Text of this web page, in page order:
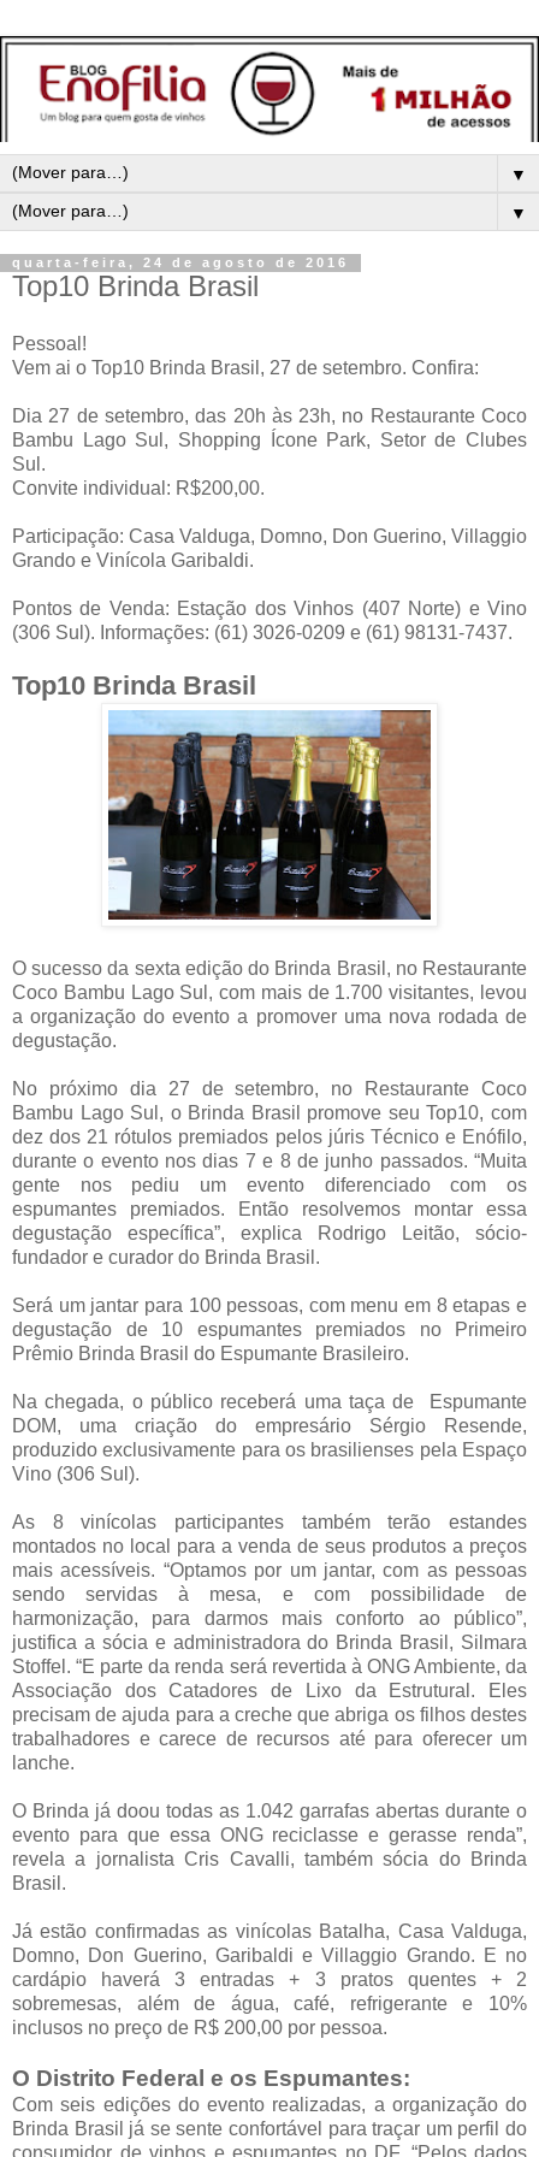
▼
▼
quarta-feira, 24 de agosto de 2016
Top10 Brinda Brasil
Pessoal!
Vem ai o Top10 Brinda Brasil, 27 de setembro. Confira:
Dia 27 de setembro, das 20h às 23h, no Restaurante Coco
Bambu Lago Sul, Shopping Ícone Park, Setor de Clubes
Sul.
Convite individual: R$200,00.
Participação: Casa Valduga, Domno, Don Guerino, Villaggio
Grando e Vinícola Garibaldi.
Pontos de Venda: Estação dos Vinhos (407 Norte) e Vino
(306 Sul). Informações: (61) 3026-0209 e (61) 98131-7437.
Top10 Brinda Brasil
O sucesso da sexta edição do Brinda Brasil, no Restaurante
Coco Bambu Lago Sul, com mais de 1.700 visitantes, levou
a organização do evento a promover uma nova rodada de
degustação.
No próximo dia 27 de setembro, no Restaurante Coco
Bambu Lago Sul, o Brinda Brasil promove seu Top10, com
dez dos 21 rótulos premiados pelos júris Técnico e Enófilo,
durante o evento nos dias 7 e 8 de junho passados. “Muita
gente nos pediu um evento diferenciado com os
espumantes premiados. Então resolvemos montar essa
degustação específica”, explica Rodrigo Leitão, sócio-
fundador e curador do Brinda Brasil.
Será um jantar para 100 pessoas, com menu em 8 etapas e
degustação de 10 espumantes premiados no Primeiro
Prêmio Brinda Brasil do Espumante Brasileiro.
Na chegada, o público receberá uma taça de Espumante
DOM, uma criação do empresário Sérgio Resende,
produzido exclusivamente para os brasilienses pela Espaço
Vino (306 Sul).
As 8 vinícolas participantes também terão estandes
montados no local para a venda de seus produtos a preços
mais acessíveis. “Optamos por um jantar, com as pessoas
sendo servidas à mesa, e com possibilidade de
harmonização, para darmos mais conforto ao público”,
justifica a sócia e administradora do Brinda Brasil, Silmara
Stoffel. “E parte da renda será revertida à ONG Ambiente, da
Associação dos Catadores de Lixo da Estrutural. Eles
precisam de ajuda para a creche que abriga os filhos destes
trabalhadores e carece de recursos até para oferecer um
lanche.
O Brinda já doou todas as 1.042 garrafas abertas durante o
evento para que essa ONG reciclasse e gerasse renda”,
revela a jornalista Cris Cavalli, também sócia do Brinda
Brasil.
Já estão confirmadas as vinícolas Batalha, Casa Valduga,
Domno, Don Guerino, Garibaldi e Villaggio Grando. E no
cardápio haverá 3 entradas + 3 pratos quentes + 2
sobremesas, além de água, café, refrigerante e 10%
inclusos no preço de R$ 200,00 por pessoa.
O Distrito Federal e os Espumantes:
Com seis edições do evento realizadas, a organização do
Brinda Brasil já se sente confortável para traçar um perfil do